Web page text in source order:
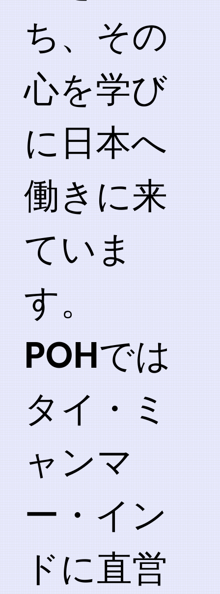
ち、その
心を学び
に日本へ
働きに来
ていま
す。
POHでは
タイ・ミ
ャンマ
ー・イン
ドに直営